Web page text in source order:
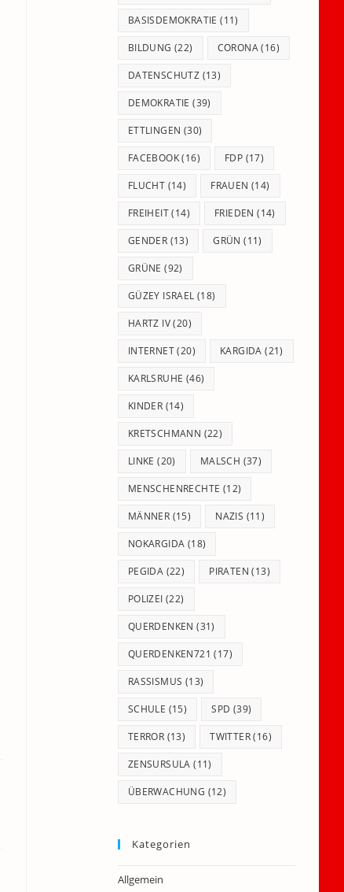
BASISDEMOKRATIE (11)
BILDUNG (22) CORONA(16)
DATENSCHUTZ (13)
DEMOKRATIE (39)
ETTLINGEN (30)
FACEBOOK(16) FDP (17)
FLUCHT (14) FRAUEN (14)
FREIHEIT(14) FRIEDEN (14)
GENDER (13) GRÜN (11)
GRÜNE (92)
GÜZEY ISRAEL (18)
HARTZ IV(20)
INTERNET(20) KARGIDA (21)
KARLSRUHE (46)
KINDER (14)
KRETSCHMANN (22)
LINKE (20) MALSCH (37)
MENSCHENRECHTE (12)
MÄNNER (15) NAZIS (11)
NOKARGIDA (18)
PEGIDA (22) PIRATEN (13)
POLIZEI (22)
QUERDENKEN (31)
QUERDENKEN721 (17)
RASSISMUS (13)
SCHULE (15) SPD (39)
TERROR (13) TWITTER(16)
ZENSURSULA (11)
ÜBERWACHUNG (12)
Kategorien
Allgemein